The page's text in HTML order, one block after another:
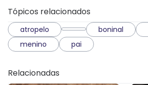
Tópicos relacionados
atropelo boninal
menino
pai
Relacionadas